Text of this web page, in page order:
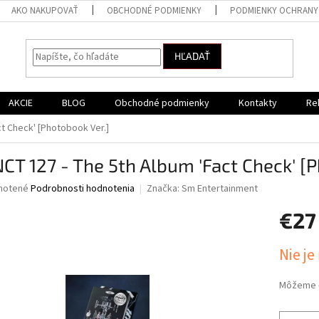
AKO NAKUPOVAŤ OBCHODNÉ PODMIENKY PODMIENKY OCHRANY
HĽADAŤ
AKCIE BLOG Obchodné podmienky Kontakty
Check' [Photobook Ver.]
127 - The 5th Album 'Fact Check'
Podrobnosti hodnotenia Značka: Sm Entertainment
€27
cena:
Nie